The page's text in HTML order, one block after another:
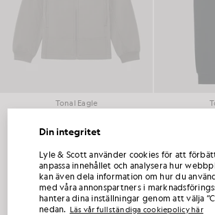
Tonal Eagle
Visar 2 av 2 produkter
Din integritet
Lyle & Scott använder cookies för att
anpassa innehållet och analysera hur
kan även dela information om hur du
med våra annonspartners i
hantera dina inställningar genom att välja
nedan. Läs vår fullständiga cookiepolicy här
BESTÄLLNING
Gå med i Club Lyle & Scott och var först med att få information
samarbeten och säsongsrea endast för medlemmar, samt en
som ger 15 % rabatt.